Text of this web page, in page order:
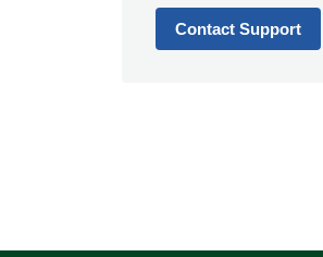
Contact Support